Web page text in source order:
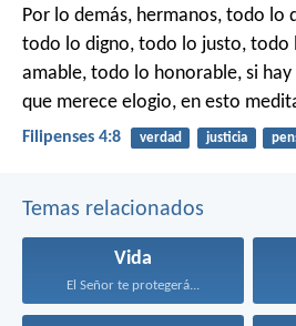
Por lo demás, hermanos, todo lo
todo lo digno, todo lo justo, todo
amable, todo lo honorable, si
que merece elogio, en esto
Filipenses 4:8 verdad justicia
Temas relacionados
Vida
El Señor te protegerá...